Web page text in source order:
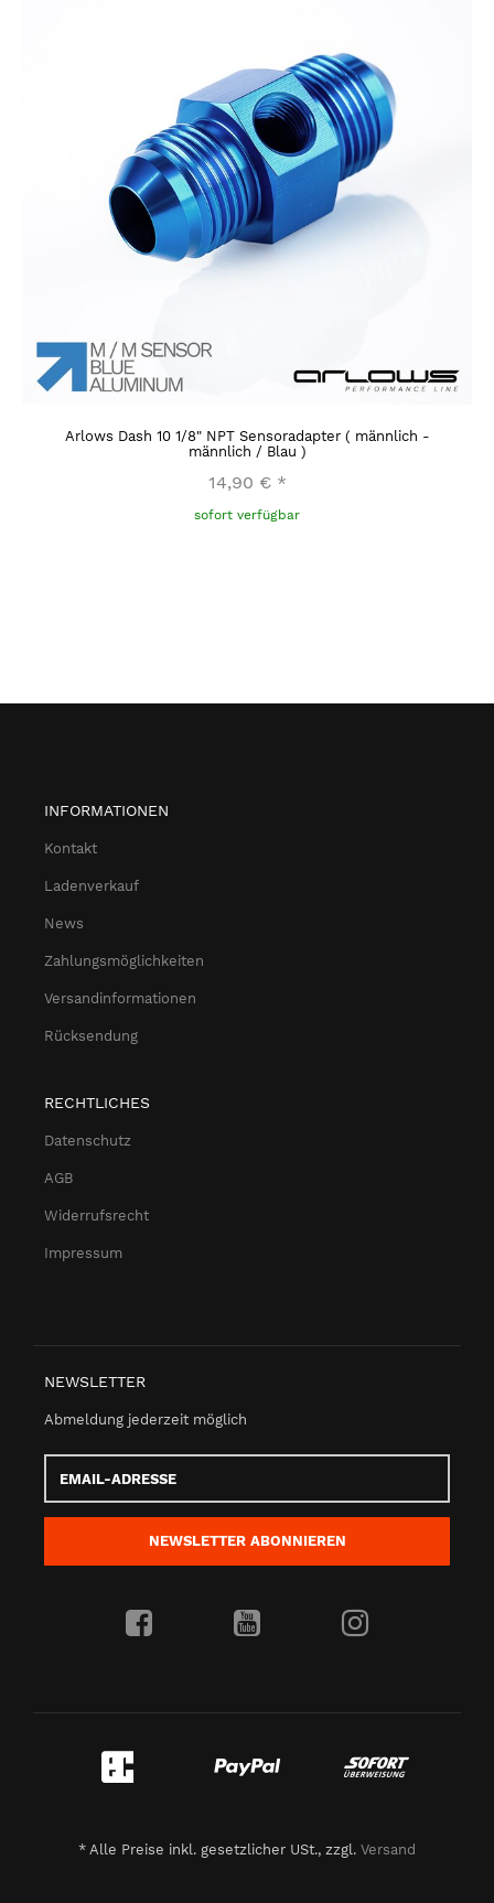
Arlows Dash 10 1/8" NPT Sensoradapter ( männlich -
männlich / Blau )
14,90 € *
sofort verfügbar
INFORMATIONEN
Kontakt
Ladenverkauf
News
Zahlungsmöglichkeiten
Versandinformationen
Rücksendung
RECHTLICHES
Datenschutz
AGB
Widerrufsrecht
Impressum
NEWSLETTER
Abmeldung jederzeit möglich
Adresse
NEWSLETTER ABONNIEREN
* Alle Preise inkl. gesetzlicher USt., zzgl. Versand